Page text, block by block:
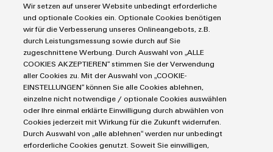
rispettosa
del
clima
nel
trasporto
ferroviario
Costruzione
navale
Soluzioni
di
connessione
remoto
Piattaforma
dei
servizi
industriali
easyConnect
Wir setzen auf unserer Website unbedingt erforderliche
und optionale Cookies ein. Optionale Cookies benötigen
wir für die Verbesserung unseres Onlineangebots, z.B.
durch Leistungsmessung sowie durch auf Sie
zugeschnittene Werbung. Durch Auswahl von „ALLE
COOKIES AKZEPTIEREN“ stimmen Sie der Verwendung
aller Cookies zu. Mit der Auswahl von „COOKIE-
EINSTELLUNGEN“ können Sie alle Cookies ablehnen,
einzelne nicht notwendige / optionale Cookies auswählen
oder Ihre einmal erklärte Einwilligung durch abwählen von
Cookies jederzeit mit Wirkung für die Zukunft widerrufen.
Durch Auswahl von „alle ablehnen“ werden nur unbedingt
erforderliche Cookies genutzt. Soweit Sie einwilligen,